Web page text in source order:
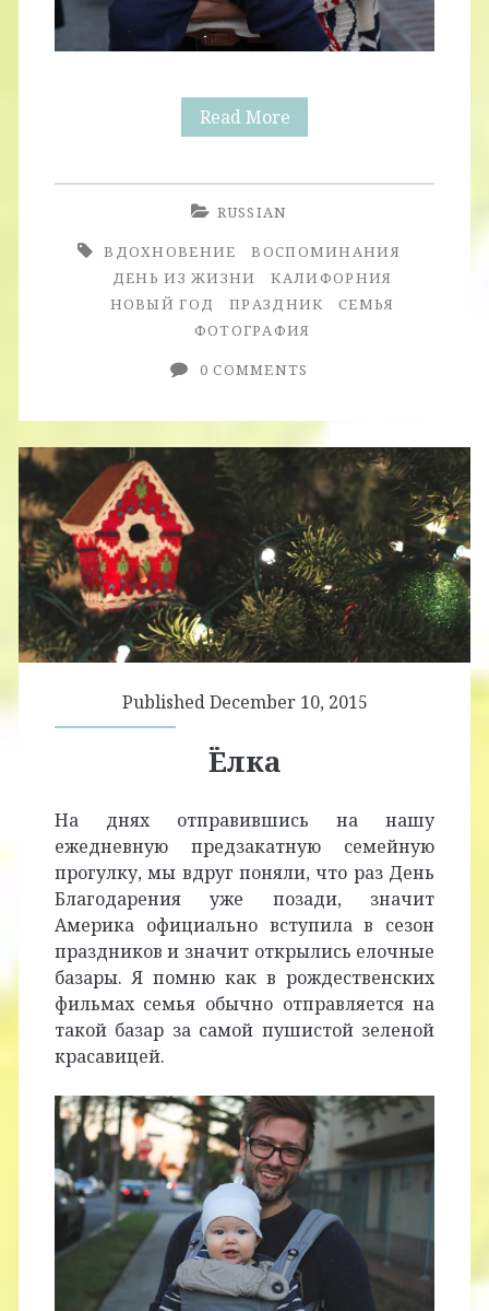
Read MoreПраздник
RUSSIAN
ВДОХНОВЕНИЕ
ВОСПОМИНАНИЯ
ДЕНЬ ИЗ ЖИЗНИ
КАЛИФОРНИЯ
НОВЫЙ ГОД
ПРАЗДНИК
СЕМЬЯ
ФОТОГРАФИЯ
0 COMMENTS
Published December 10, 2015
Ёлка
На днях отправившись на нашу
ежедневную предзакатную семейную
прогулку, мы вдруг поняли, что раз День
Благодарения уже позади, значит
Америка официально вступила в сезон
праздников и значит открылись елочные
базары. Я помню как в рождественских
фильмах семья обычно отправляется на
такой базар за самой пушистой зеленой
красавицей.